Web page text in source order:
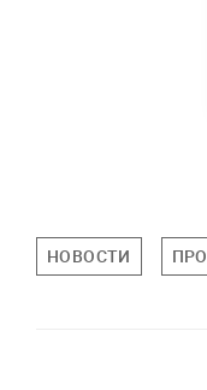
НОВОСТИ